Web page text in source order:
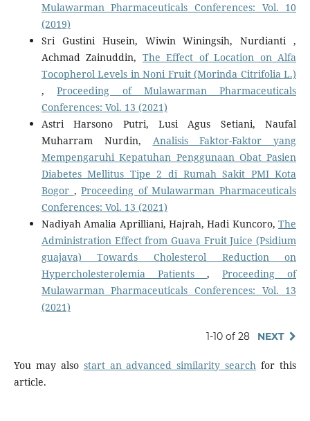
Mulawarman Pharmaceuticals Conferences: Vol. 10
(2019)
Sri Gustini Husein, Wiwin Winingsih, Nurdianti ,
Achmad Zainuddin, The Effect of Location on Alfa
Tocopherol Levels in Noni Fruit (Morinda Citrifolia L.)
,Proceeding of Mulawarman Pharmaceuticals
Conferences: Vol. 13 (2021)
Astri Harsono Putri, Lusi Agus Setiani, Naufal
Muharram Nurdin, Analisis Faktor-Faktor yang
Mempengaruhi Kepatuhan Penggunaan Obat Pasien
Diabetes Mellitus Tipe 2 di Rumah Sakit PMI Kota
Bogor ,Proceeding of Mulawarman Pharmaceuticals
Conferences: Vol. 13 (2021)
Nadiyah Amalia Aprilliani, Hajrah, Hadi Kuncoro,The
Administration Effect from Guava Fruit Juice (Psidium
guajava) Towards Cholesterol Reduction on
Hypercholesterolemia Patients ,Proceeding of
Mulawarman Pharmaceuticals Conferences: Vol. 13
(2021)
1-10 of 28 NEXT
You may also start an advanced similarity search for this
article.